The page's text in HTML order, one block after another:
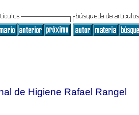
de Higiene Rafael Rangel